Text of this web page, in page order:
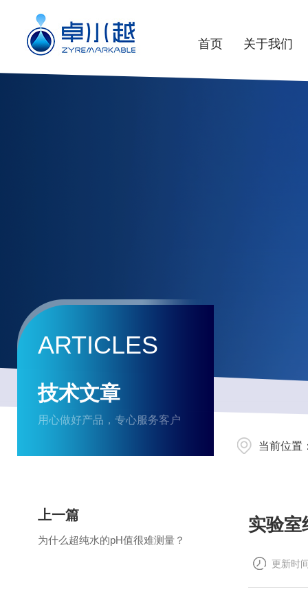
首页 关于我们
ARTICLES
技术文章
用心做好产品，专心服务客户
当前位置
实验
更新时
上一篇
为什么超纯水的pH值很难测量？